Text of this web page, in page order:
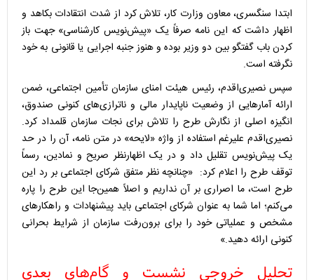
ابتدا سنگسری، معاون وزارت کار، تلاش کرد از شدت انتقادات بکاهد و
اظهار داشت که این نامه صرفاً یک «پیش‌نویس کارشناسی» جهت باز
کردن باب گفتگو بین دو وزیر بوده و هنوز جنبه اجرایی یا قانونی به خود
نگرفته است.
سپس نصیری‌اقدم، رئیس هیئت امنای سازمان تأمین اجتماعی، ضمن
ارائه آمارهایی از وضعیت ناپایدار مالی و ناترازی‌های کنونی صندوق،
انگیزه اصلی از نگارش طرح را تلاش برای نجات سازمان قلمداد کرد.
نصیری‌اقدم علیرغم استفاده از واژه «لایحه» در متن نامه، آن را در حد
یک پیش‌نویس تقلیل داد و در یک اظهارنظر صریح و نمادین، رسماً
توقف طرح را اعلام کرد: «چنانچه نظر متفق شرکای اجتماعی بر رد این
طرح است، ما اصراری بر آن نداریم و اصلاً همین‌جا این طرح را پاره
می‌کنم؛ اما شما به عنوان شرکای اجتماعی باید پیشنهادات و راهکارهای
مشخص و عملیاتی خود را برای برون‌رفت سازمان از شرایط بحرانی
کنونی ارائه دهید.»
تحلیل خروجی نشست و گام‌های بعدی